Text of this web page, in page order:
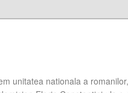
unitatea nationala a